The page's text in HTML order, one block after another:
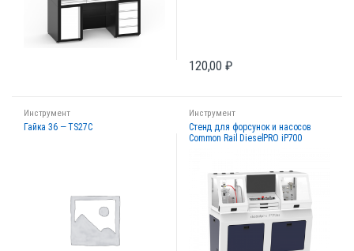
120,00₽
Инструмент
Гайка 36 — TS27C
Инструмент
Стенд для форсунок и насосов
Common Rail DieselPRO iP700